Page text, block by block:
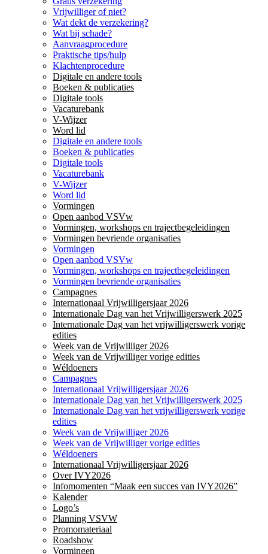
Vrijwilliger of niet?
Wat dekt de verzekering?
Wat bij schade?
Aanvraagprocedure
Praktische tips/hulp
Klachtenprocedure
Digitale en andere tools
Boeken & publicaties
Digitale tools
Vacaturebank
V-Wijzer
Word lid
Digitale en andere tools
Boeken & publicaties
Digitale tools
Vacaturebank
V-Wijzer
Word lid
Vormingen
Open aanbod VSVw
Vormingen, workshops en trajectbegeleidingen
Vormingen bevriende organisaties
Vormingen
Open aanbod VSVw
Vormingen, workshops en trajectbegeleidingen
Vormingen bevriende organisaties
Campagnes
Internationaal Vrijwilligersjaar 2026
Internationale Dag van het Vrijwilligerswerk 2025
Internationale Dag van het vrijwilligerswerk vorige
edities
Week van de Vrijwilliger 2026
Week van de Vrijwilliger vorige edities
Wéldoeners
Campagnes
Internationaal Vrijwilligersjaar 2026
Internationale Dag van het Vrijwilligerswerk 2025
Internationale Dag van het vrijwilligerswerk vorige
edities
Week van de Vrijwilliger 2026
Week van de Vrijwilliger vorige edities
Wéldoeners
Internationaal Vrijwilligersjaar 2026
Over IVY2026
Infomomenten “Maak een succes van IVY2026”
Kalender
Logo’s
Planning VSVW
Promomateriaal
Roadshow
Vormingen